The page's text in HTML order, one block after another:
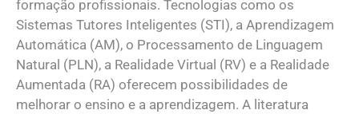
formação profissionais. Tecnologias como os
Sistemas Tutores Inteligentes (STI), a Aprendizagem
Automática (AM), o Processamento de Linguagem
Natural (PLN), a Realidade Virtual (RV) e a Realidade
Aumentada (RA) oferecem possibilidades de
melhorar o ensino e a aprendizagem. A literatura